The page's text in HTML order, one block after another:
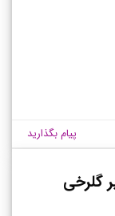
پیام بگذارید
گلرخی